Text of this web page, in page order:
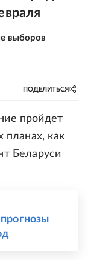
выборов
ПОДЕЛИТЬСЯ
пройдет
планах, как
Беларуси